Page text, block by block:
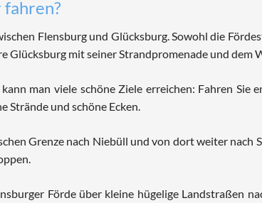
Flensburg und Glücksburg. Sowohl die
Glücksburg mit seiner Strandpromenade und dem
man viele schöne Ziele erreichen: Fahren Sie
Strände und schöne Ecken.
Grenze nach Niebüll und von dort weiter nach
Förde über kleine hügelige Landstraßen